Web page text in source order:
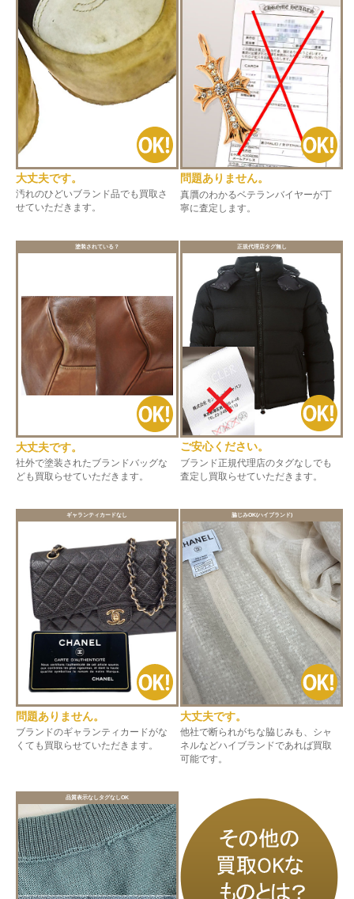
大丈夫です。
汚れのひどいブランド品でも買取さ
せていただきます。
問題ありません。
真贋のわかるベテランバイヤーが丁
寧に査定します。
塗装されている？
大丈夫です。
社外で塗装されたブランドバッグな
ども買取らせていただきます。
正規代理店タグ無し
ご安心ください。
ブランド正規代理店のタグなしでも
査定し買取らせていただきます。
ギャランティカードなし
問題ありません。
ブランドのギャランティカードがな
くても買取らせていただきます。
脇じみOK(ハイブランド)
大丈夫です。
他社で断られがちな脇じみも、シャ
ネルなどハイブランドであれば買取
可能です。
品質表示なしタグなしOK